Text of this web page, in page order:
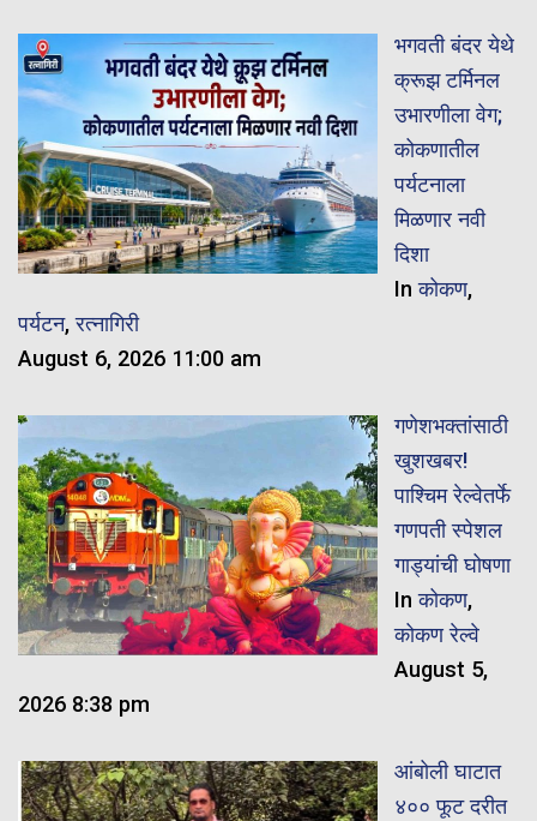
भगवती बंदर येथे
क्रूझ टर्मिनल
उभारणीला वेग;
कोकणातील
पर्यटनाला
मिळणार नवी
दिशा
Inकोकण,
पर्यटन,रत्नागिरी
August 6, 2026 11:00 am
गणेशभक्तांसाठी
खुशखबर!
पाश्चिम रेल्वेतर्फे
गणपती स्पेशल
गाड्यांची घोषणा
Inकोकण,
कोकण रेल्वे
August 5,
2026 8:38 pm
आंबोली घाटात
४०० फूट दरीत